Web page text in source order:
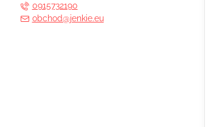
0915732190
obchod@jenkie.eu